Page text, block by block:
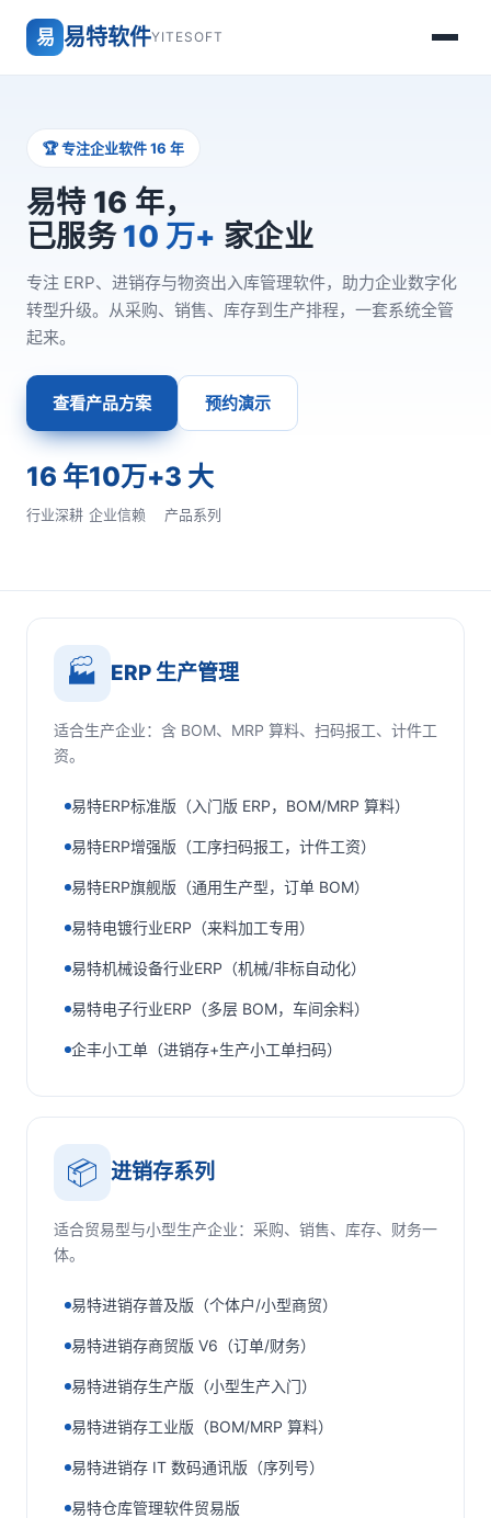
易 易特软件YITESOFT
🏆 专注企业软件 16 年
易特 16 年，
已服务10 万+ 家企业
专注 ERP、进销存与物资出入库管理软件，助力企业数字化
转型升级。从采购、销售、库存到生产排程，一套系统全管
起来。
查看产品方案 预约演示
16 年
行业深耕
10万+
企业信赖
3 大
产品系列
🏭 ERP 生产管理
适合生产企业：含 BOM、MRP 算料、扫码报工、计件工
资。
易特ERP标准版（入门版 ERP，BOM/MRP 算料）
易特ERP增强版（工序扫码报工，计件工资）
易特ERP旗舰版（通用生产型，订单 BOM）
易特电镀行业ERP（来料加工专用）
易特机械设备行业ERP（机械/非标自动化）
易特电子行业ERP（多层 BOM，车间余料）
企丰小工单（进销存+生产小工单扫码）
📦 进销存系列
适合贸易型与小型生产企业：采购、销售、库存、财务一
体。
易特进销存普及版（个体户/小型商贸）
易特进销存商贸版 V6（订单/财务）
易特进销存生产版（小型生产入门）
易特进销存工业版（BOM/MRP 算料）
易特进销存 IT 数码通讯版（序列号）
易特仓库管理软件贸易版